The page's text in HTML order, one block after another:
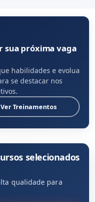
sua próxima vaga
habilidades e evolua
se destacar nos
Ver Treinamentos
selecionados
qualidade para